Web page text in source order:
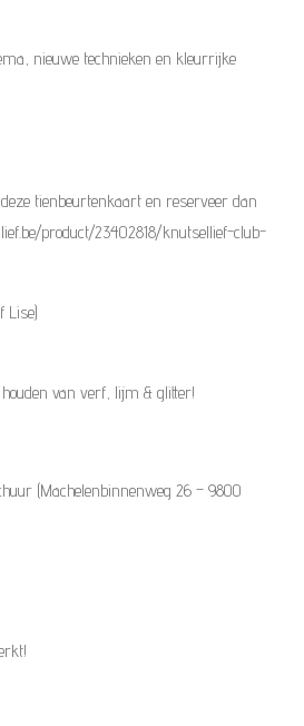
nieuwe technieken en kleurrijke
deze tienbeurtenkaart en reserveer dan
product/23402818/knutsellief-club-
Lise)
van verf, lijm & glitter!
(Machelenbinnenweg 26 – 9800